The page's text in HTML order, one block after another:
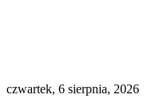
czwartek, 6 sierpnia, 2026